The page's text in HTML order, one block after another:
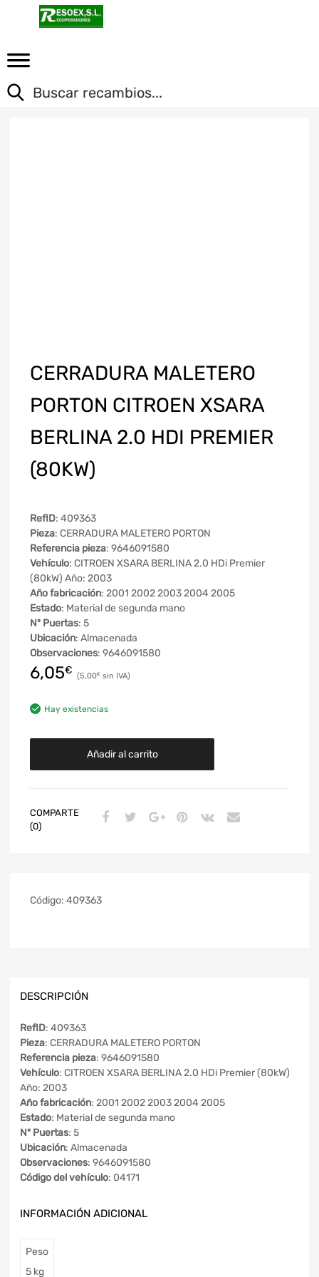
CERRADURA MALETERO
PORTON CITROEN XSARA
BERLINA 2.0 HDI PREMIER
(80KW)
RefID: 409363
Pieza: CERRADURA MALETERO PORTON
Referencia pieza: 9646091580
Vehículo: CITROEN XSARA BERLINA 2.0 HDi Premier
(80kW) Año: 2003
Año fabricación: 2001 2002 2003 2004 2005
Estado: Material de segunda mano
Nº Puertas: 5
Ubicación: Almacenada
Observaciones: 9646091580
6,05€ 5,00€
Hay existencias
Añadir al carrito
COMPARTE
(0)
Código: 409363
DESCRIPCIÓN
RefID: 409363
Pieza: CERRADURA MALETERO PORTON
Referencia pieza: 9646091580
Vehículo: CITROEN XSARA BERLINA 2.0 HDi Premier (80kW)
Año: 2003
Año fabricación: 2001 2002 2003 2004 2005
Estado: Material de segunda mano
Nº Puertas: 5
Ubicación: Almacenada
Observaciones: 9646091580
Código del vehículo: 04171
INFORMACIÓN ADICIONAL
Peso
5 kg